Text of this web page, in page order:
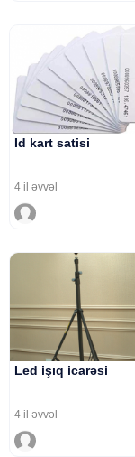
Id kart satisi
4 il əvvəl
Led işıq icarəsi
4 il əvvəl